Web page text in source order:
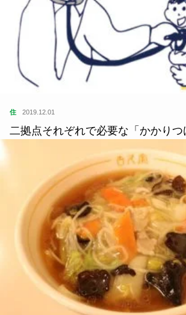
住 2019.12.01
二拠点それぞれで必要な「かかりつ